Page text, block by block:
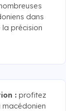
dans
la précision
: profitez